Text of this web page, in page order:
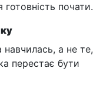
готовність почати.
а не те,
перестає бути